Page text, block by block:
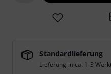
Standardlieferung
Lieferung in ca. 1-3